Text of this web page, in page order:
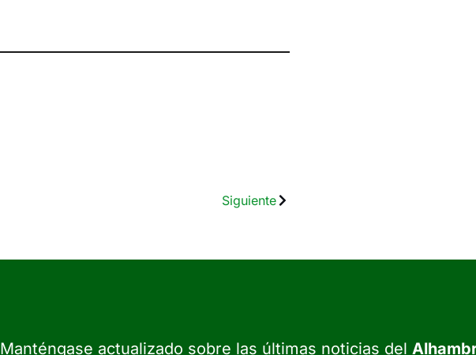
Siguiente
Manténgase actualizado sobre las últimas noticias del